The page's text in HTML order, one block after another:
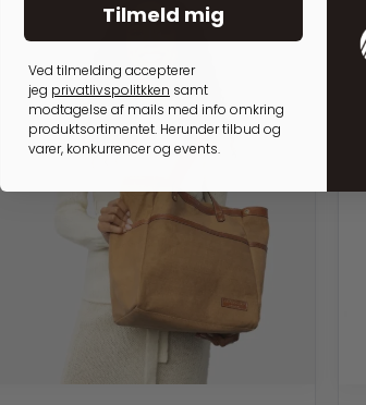
Tilmeld mig
Ved tilmelding accepterer
jeg privatlivspolitkken samt
modtagelse af mails med info omkring
produktsortimentet. Herunder tilbud og
varer, konkurrencer og events.